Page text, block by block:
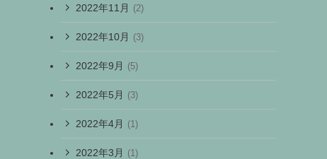
2022年11月 (2)
2022年10月 (3)
2022年9月 (5)
2022年5月 (3)
2022年4月 (1)
2022年3月 (1)